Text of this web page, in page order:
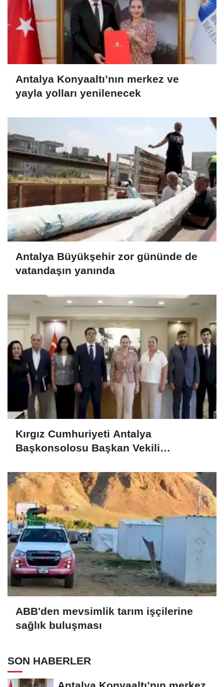
Antalya Konyaaltı’nın merkez ve
yayla yolları yenilenecek
Antalya Büyükşehir zor gününde de
vatandaşın yanında
Kırgız Cumhuriyeti Antalya
Başkonsolosu Başkan Vekili
ABB'den mevsimlik tarım işçilerine
sağlık buluşması
SON HABERLER